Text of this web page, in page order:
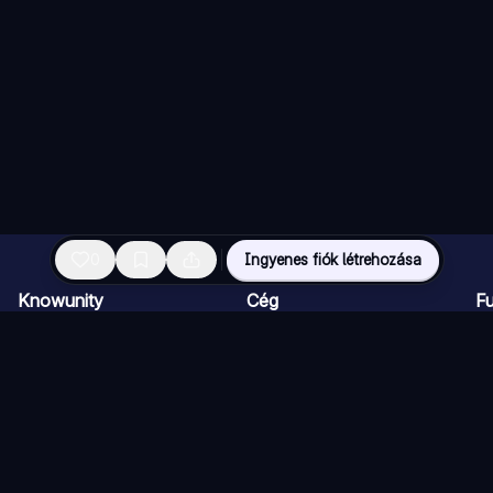
Ingyenes fiók létrehozása
Knowunity Cég